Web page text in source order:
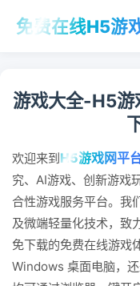
免费在线H5游
游戏大全-H5
欢迎来到H5游戏网平
究、AI游戏、创新游戏
合性游戏服务平台。我
及微端轻量化技术，致
免下载的免费在线游戏
Windows 桌面电脑，